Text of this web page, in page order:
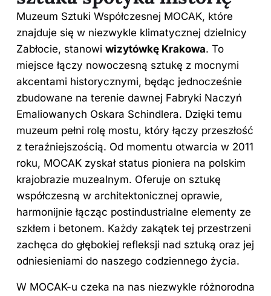
Muzeum Sztuki Współczesnej MOCAK, które
znajduje się w niezwykle klimatycznej dzielnicy
Zabłocie, stanowi wizytówkę Krakowa. To
miejsce łączy nowoczesną sztukę z mocnymi
akcentami historycznymi, będąc jednocześnie
zbudowane na terenie dawnej Fabryki Naczyń
Emaliowanych Oskara Schindlera. Dzięki temu
muzeum pełni rolę mostu, który łączy przeszłość
z teraźniejszością. Od momentu otwarcia w 2011
roku, MOCAK zyskał status pioniera na polskim
krajobrazie muzealnym. Oferuje on sztukę
współczesną w architektonicznej oprawie,
harmonijnie łącząc postindustrialne elementy ze
szkłem i betonem. Każdy zakątek tej przestrzeni
zachęca do głębokiej refleksji nad sztuką oraz jej
odniesieniami do naszego codziennego życia.
W MOCAK-u czeka na nas niezwykle różnorodna